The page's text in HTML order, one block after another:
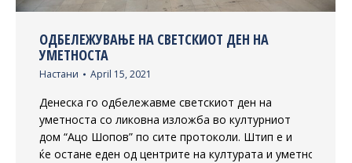
ОДБЕЛЕЖУВАЊЕ НА СВЕТСКИОТ ДЕН НА
УМЕТНОСТА
Настани April 15, 2021
Денеска го одбележавме светскиот ден на
уметноста со ликовна изложба во културниот
дом “Ацо Шопов” по сите протоколи. Штип е и
ќе остане еден од центрите на културата и уметноста и